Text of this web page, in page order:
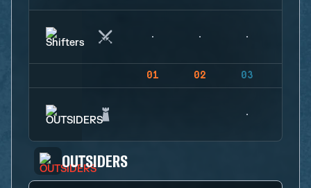
01 02 03
OUTSIDERS